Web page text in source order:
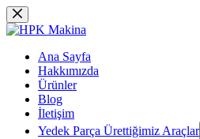
Skip
to
Ana Sayfa
Hakkımızda
Ürünler
Blog
İletişim
Yedek Parça Ürettiğimiz Araçlar